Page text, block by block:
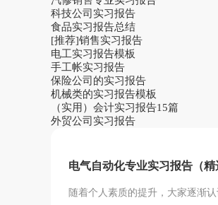
科技公司实习报告
食品实习报告总结
[推荐]销售实习报告
电工实习报告模板
手工帐实习报告
保险公司的实习报告
机械类的实习报告模板
（实用）会计实习报告15篇
外贸公司实习报告
电气自动化专业实习报告（精
随着个人素质的提升，大家逐渐